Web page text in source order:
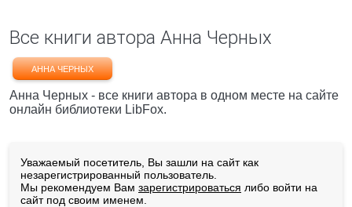
Все книги автора Анна Черных
АННА ЧЕРНЫХ
Анна Черных - все книги автора в одном месте на сайте
онлайн библиотеки LibFox.
Уважаемый посетитель, Вы зашли на сайт как
незарегистрированный пользователь.
Мы рекомендуем Вам зарегистрироваться либо войти на
сайт под своим именем.